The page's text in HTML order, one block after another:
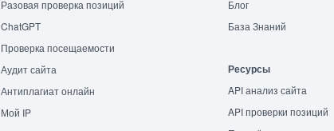
Разовая проверка позиций
ChatGPT
Проверка посещаемости
Аудит сайта
Антиплагиат онлайн
Мой IP
Блог
База Знаний
Ресурсы
API анализ сайта
API проверки позиций